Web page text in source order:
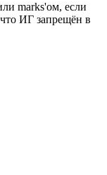
marks'ом, если
ИГ запрещён в